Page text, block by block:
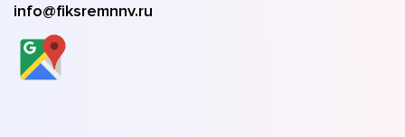
info@fiksremnnv.ru